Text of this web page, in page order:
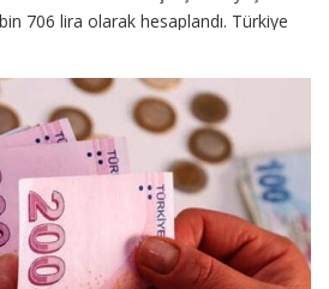
706 lira olarak hesaplandı. Türkiye